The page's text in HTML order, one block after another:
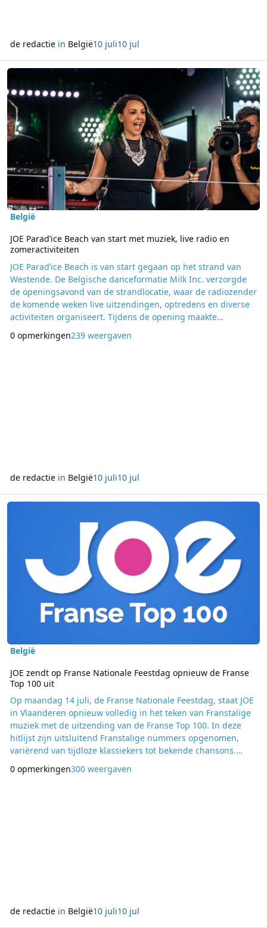
de redactiein België10 juli10 jul
Lees meer over JOE Parad’ice Beach van start met muziek, live
België
JOE Parad’ice Beach van start met muziek, live radio en
zomeractiviteiten
JOE Parad’ice Beach is van start gegaan op het strand van
Westende. De Belgische danceformatie Milk Inc. verzorgde
de openingsavond van de strandlocatie, waar de radiozender
de komende weken live uitzendingen, optredens en diverse
activiteiten organiseert. Tijdens de opening maakte
dat de wedstrijden van de Rode Duivels, zolang België actief
0 opmerkingen239 weergaven
de redactiein België10 juli10 jul
Lees meer over JOE zendt op Franse Nationale Feestdag opnieuw
België
JOE zendt op Franse Nationale Feestdag opnieuw de Franse
Top 100 uit
Op maandag 14 juli, de Franse Nationale Feestdag, staat JOE
in Vlaanderen opnieuw volledig in het teken van Franstalige
muziek met de uitzending van de Franse Top 100. In deze
hitlijst zijn uitsluitend Franstalige nummers opgenomen,
variërend van tijdloze klassiekers tot bekende chansons.
Vorig jaar waren Joe Dassin, Claude François, France Gall en
Julien Clerc de artiesten met de meeste noteringen. Zij
0 opmerkingen300 weergaven
de redactiein België10 juli10 jul